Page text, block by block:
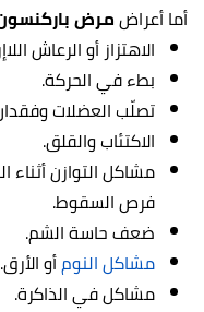
أما أعراضمرض
الاهتزاز أو الرعاش
بطء في الحركة.
تصلّب العضلات
الاكتئاب والقلق.
مشاكل التوازن
فرص السقوط.
ضعف حاسة الشم.
مشاكل النومأو الأرق.
مشاكل في الذاكرة.